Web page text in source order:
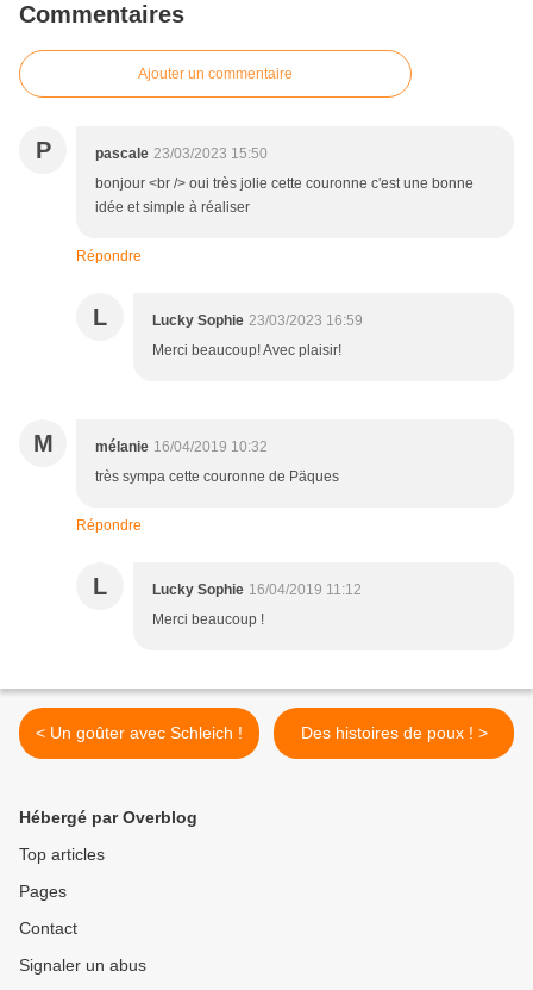
Commentaires
Ajouter un commentaire
P pascale 23/03/2023 15:50
bonjour <br /> oui très jolie cette couronne c'est une bonne
idée et simple à réaliser
Répondre
L Lucky Sophie 23/03/2023 16:59
Merci beaucoup! Avec plaisir!
M mélanie 16/04/2019 10:32
très sympa cette couronne de Päques
Répondre
L Lucky Sophie 16/04/2019 11:12
Merci beaucoup !
< Un goûter avec Schleich ! Des histoires de poux ! >
Hébergé par Overblog
Top articles
Pages
Contact
Signaler un abus